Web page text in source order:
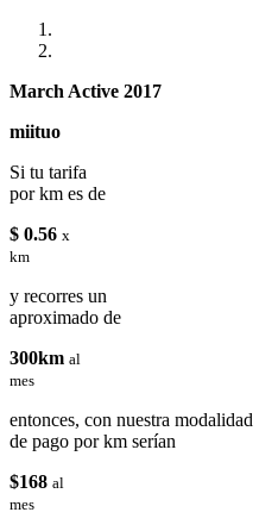
March Active 2017
miituo
Si tu tarifa
por km es de
$ 0.56 x
km
y recorres un
aproximado de
300km al
mes
entonces, con nuestra modalidad
de pago por km serían
$168 al
mes